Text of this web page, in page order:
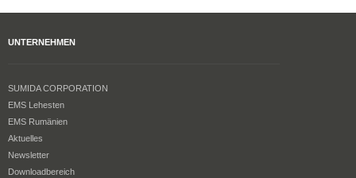
UNTERNEHMEN
SUMIDA CORPORATION
EMS Lehesten
EMS Rumänien
Aktuelles
Newsletter
Downloadbereich